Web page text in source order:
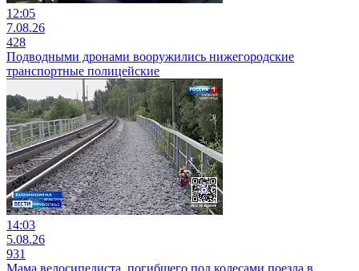
12:05
7.08.26
428
Подводными дронами вооружились нижегородские
транспортные полицейские
14:03
5.08.26
931
Мама велосипедиста, погибшего под колесами поезда в